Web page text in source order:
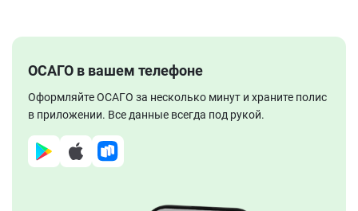
ОСАГО в вашем телефоне
Оформляйте ОСАГО за несколько минут и храните полис
в приложении. Все данные всегда под рукой.